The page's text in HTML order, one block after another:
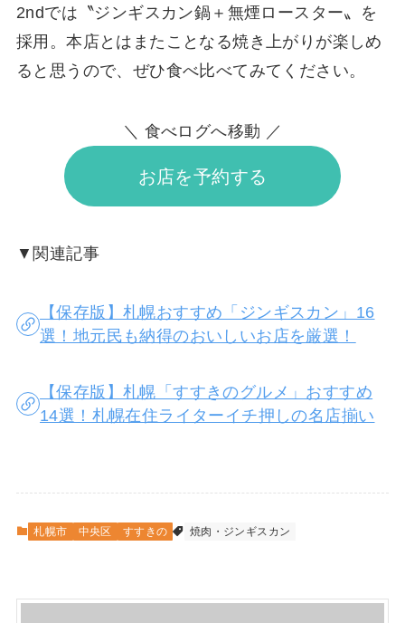
2ndでは〝ジンギスカン鍋＋無煙ロースター〟を
採用。本店とはまたことなる焼き上がりが楽しめ
ると思うので、ぜひ食べ比べてみてください。
＼ 食べログへ移動 ／
お店を予約する
▼関連記事
【保存版】札幌おすすめ「ジンギスカン」16
選！地元民も納得のおいしいお店を厳選！
【保存版】札幌「すすきのグルメ」おすすめ
14選！札幌在住ライターイチ押しの名店揃い
札幌市 中央区 すすきの 焼肉・ジンギスカン